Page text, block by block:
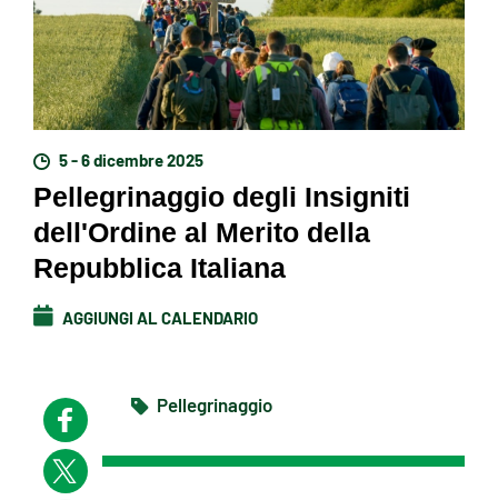
5 - 6 dicembre 2025
Pellegrinaggio degli Insigniti
dell'Ordine al Merito della
Repubblica Italiana
AGGIUNGI AL CALENDARIO
Pellegrinaggio